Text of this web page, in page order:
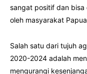
sangat positif dan bisa
oleh masyarakat
Salah satu dari tujuh
2020-2024 adalah
mengurangi